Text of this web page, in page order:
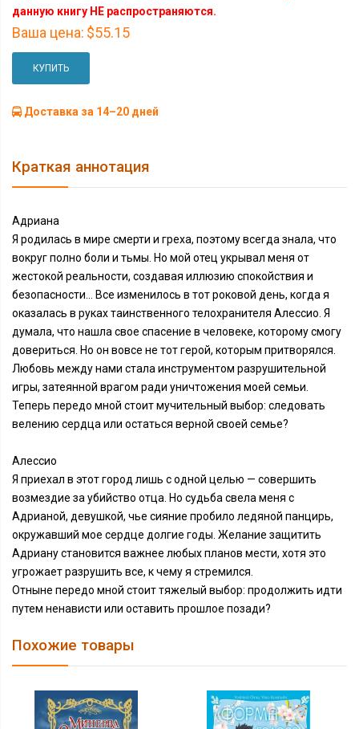
данную книгу НЕ распространяются.
Ваша цена: $55.15
КУПИТЬ
Доставка за 14–20 дней
Краткая аннотация
Адриана
Я родилась в мире смерти и греха, поэтому всегда знала, что
вокруг полно боли и тьмы. Но мой отец укрывал меня от
жестокой реальности, создавая иллюзию спокойствия и
безопасности… Все изменилось в тот роковой день, когда я
оказалась в руках таинственного телохранителя Алессио. Я
думала, что нашла свое спасение в человеке, которому смогу
довериться. Но он вовсе не тот герой, которым притворялся.
Любовь между нами стала инструментом разрушительной
игры, затеянной врагом ради уничтожения моей семьи.
Теперь передо мной стоит мучительный выбор: следовать
велению сердца или остаться верной своей семье?
Алессио
Я приехал в этот город лишь с одной целью — совершить
возмездие за убийство отца. Но судьба свела меня с
Адрианой, девушкой, чье сияние пробило ледяной панцирь,
окружавший мое сердце долгие годы. Желание защитить
Адриану становится важнее любых планов мести, хотя это
угрожает разрушить все, к чему я стремился.
Отныне передо мной стоит тяжелый выбор: продолжить идти
путем ненависти или оставить прошлое позади?
Похожие товары